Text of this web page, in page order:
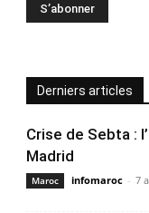
Derniers articles
Crise de Sebta :
Madrid
Maroc infomaroc - 7